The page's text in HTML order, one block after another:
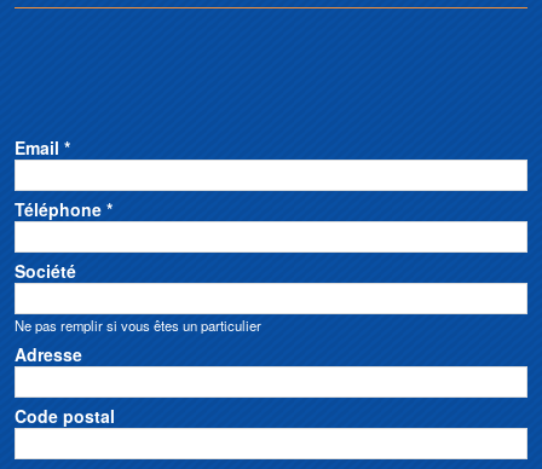
Email *
Téléphone *
Société
Ne pas remplir si vous êtes un particulier
Adresse
Code postal